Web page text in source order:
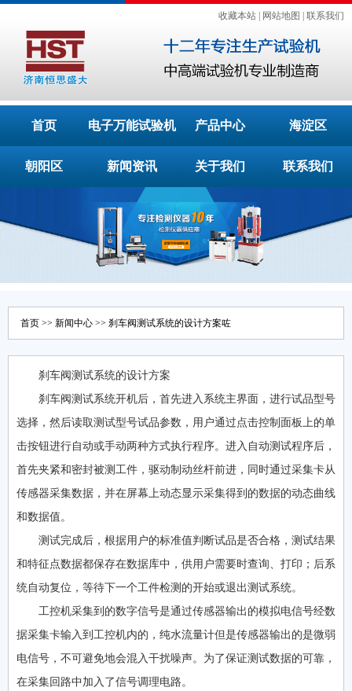
收藏本站 网站地图 联系我们
首页 电子万能试验机 产品中心 海淀区
朝阳区 新闻资讯 关于我们 联系我们
首页 >> 新闻中心 >> 刹车阀测试系统的设计方案咗
刹车阀测试系统的设计方案
刹车阀测试系统开机后，首先进入系统主界面，进行试品型号
选择，然后读取测试型号试品参数，用户通过点击控制面板上的单
击按钮进行自动或手动两种方式执行程序。进入自动测试程序后，
首先夹紧和密封被测工件，驱动制动丝杆前进，同时通过采集卡从
传感器采集数据，并在屏幕上动态显示采集得到的数据的动态曲线
和数据值。
测试完成后，根据用户的标准值判断试品是否合格，测试结果
和特征点数据都保存在数据库中，供用户需要时查询、打印；后系
统自动复位，等待下一个工件检测的开始或退出测试系统。
工控机采集到的数字信号是通过传感器输出的模拟电信号经数
据采集卡输入到工控机内的，纯水流量计但是传感器输出的是微弱
电信号，不可避免地会混入干扰噪声。为了保证测试数据的可靠，
在采集回路中加入了信号调理电路。